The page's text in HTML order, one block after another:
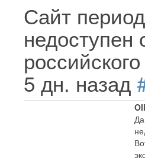
Сайт
недоступен
5 дн. назад